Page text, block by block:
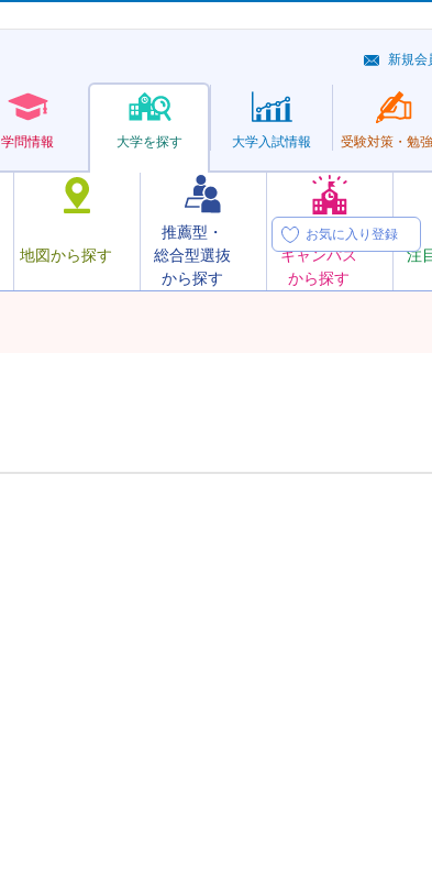
学問情報 大学を探す
地図から探す
推薦型・
総合型選抜
から探す
オープン
キャンパス
から探す
注
大学入試情報 受験対策・ 勉
新規会
お気に入り登録